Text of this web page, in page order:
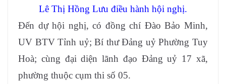
Lê Thị Hồng Lưu điều hành hội nghị.
Đến dự hội nghị, có đồng chí Đào Bảo Minh,
UV BTV Tỉnh uỷ; Bí thư Đảng uỷ Phường Tuy
Hoà; cùng đại diện lãnh đạo Đảng uỷ 17 xã,
phường thuộc cụm thi số 05.